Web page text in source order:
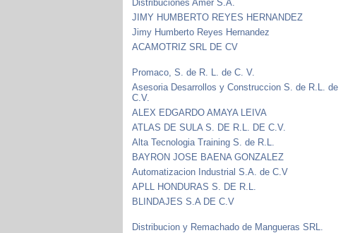
Distribuciones Amer S.A.
JIMY HUMBERTO REYES HERNANDEZ
Jimy Humberto Reyes Hernandez
ACAMOTRIZ SRL DE CV
Promaco, S. de R. L. de C. V.
Asesoria Desarrollos y Construccion S. de R.L. de
C.V.
ALEX EDGARDO AMAYA LEIVA
ATLAS DE SULA S. DE R.L. DE C.V.
Alta Tecnologia Training S. de R.L.
BAYRON JOSE BAENA GONZALEZ
Automatizacion Industrial S.A. de C.V
APLL HONDURAS S. DE R.L.
BLINDAJES S.A DE C.V
Distribucion y Remachado de Mangueras SRL.